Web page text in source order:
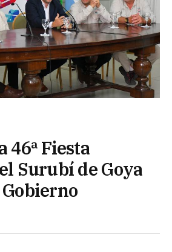
46ª Fiesta
Surubí de Goya
Gobierno